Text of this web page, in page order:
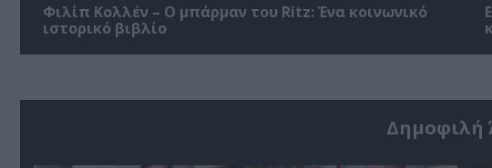
Φιλίπ Κολλέν – Ο μπάρμαν του Ritz: Ένα κοινωνικό
ιστορικό βιβλίο
Δημοφιλή